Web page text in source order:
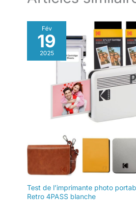
portable est tout ce dont vous avez
Fév
19
2025
Test de l’imprimante photo
Retro 4PASS blanche